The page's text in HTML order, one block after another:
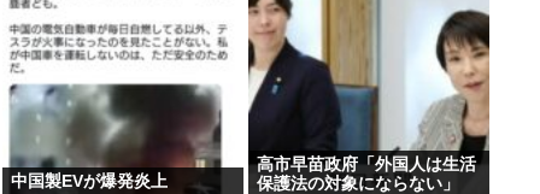
中国製EVが爆発炎上
高市早苗政府「外国人は生活
保護法の対象にならない」